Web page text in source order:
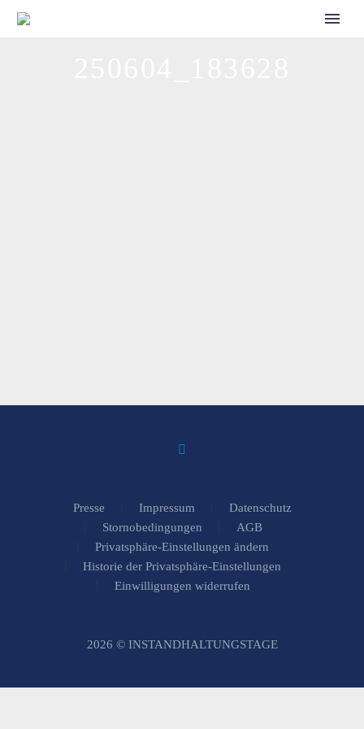
Presse Impressum
Datenschutz
Stornobedingungen
AGB
Privatsphäre-Einstellungen ändern
Historie der Privatsphäre-Einstellungen
Einwilligungen widerrufen
2026 © INSTANDHALTUNGSTAGE